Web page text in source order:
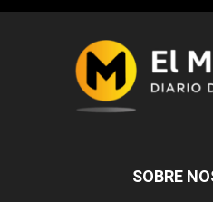
SOBRE